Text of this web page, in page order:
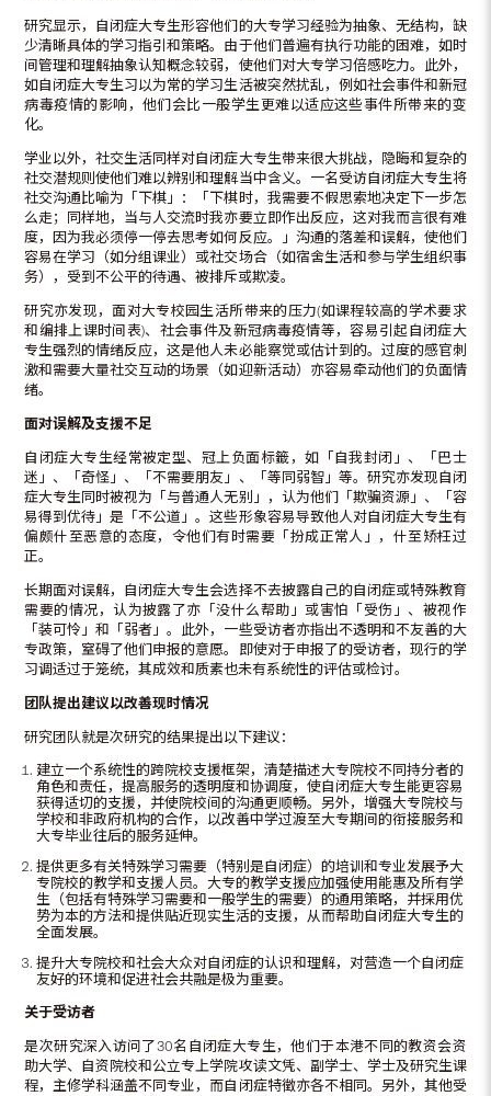
研究显示，自闭症大专生形容他们的大专学习经验为抽象、无结构，缺
少清晰具体的学习指引和策略。由于他们普遍有执行功能的困难，如时
间管理和理解抽象认知概念较弱，使他们对大专学习倍感吃力。此外，
如自闭症大专生习以为常的学习生活被突然扰乱，例如社会事件和新冠
病毒疫情的影响，他们会比一般学生更难以适应这些事件所带来的变
化。
学业以外，社交生活同样对自闭症大专生带来很大挑战，隐晦和复杂的
社交潜规则使他们难以辨别和理解当中含义。一名受访自闭症大专生将
社交沟通比喻为「下棋」：「下棋时，我需要不假思索地决定下一步怎
么走；同样地，当与人交流时我亦要立即作出反应，这对我而言很有难
度，因为我必须停一停去思考如何反应。」沟通的落差和误解，使他们
容易在学习（如分组课业）或社交场合（如宿舍生活和参与学生组织事
务），受到不公平的待遇、被排斥或欺凌。
研究亦发现，面对大专校园生活所带来的压力(如课程较高的学术要求
和编排上课时间表)、社会事件及新冠病毒疫情等，容易引起自闭症大
专生强烈的情绪反应，这是他人未必能察觉或估计到的。过度的感官刺
激和需要大量社交互动的场景（如迎新活动）亦容易牵动他们的负面情
绪。
面对误解及支援不足
自闭症大专生经常被定型、冠上负面标籤，如「自我封闭」、「巴士
迷」、「奇怪」、「不需要朋友」、「等同弱智」等。研究亦发现自闭
症大专生同时被视为「与普通人无别」，认为他们「欺骗资源」、「容
易得到优待」是「不公道」。这些形象容易导致他人对自闭症大专生有
偏颇什至恶意的态度，令他们有时需要「扮成正常人」，什至矫枉过
正。
长期面对误解，自闭症大专生会选择不去披露自己的自闭症或特殊教育
需要的情况，认为披露了亦「没什么帮助」或害怕「受伤」、被视作
「装可怜」和「弱者」。此外，一些受访者亦指出不透明和不友善的大
专政策，窒碍了他们申报的意愿。即使对于申报了的受访者，现行的学
习调适过于笼统，其成效和质素也未有系统性的评估或检讨。
团队提出建议以改善现时情况
研究团队就是次研究的结果提出以下建议：
建立一个系统性的跨院校支援框架，清楚描述大专院校不同持分者的
角色和责任，提高服务的透明度和协调度，使自闭症大专生能更容易
获得适切的支援，并使院校间的沟通更顺畅。另外，增强大专院校与
学校和非政府机构的合作，以改善中学过渡至大专期间的衔接服务和
大专毕业往后的服务延伸。
提供更多有关特殊学习需要（特别是自闭症）的培训和专业发展予大
专院校的教学和支援人员。大专的教学支援应加强使用能惠及所有学
生（包括有特殊学习需要和一般学生的需要）的通用策略，并採用优
势为本的方法和提供贴近现实生活的支援，从而帮助自闭症大专生的
全面发展。
提升大专院校和社会大众对自闭症的认识和理解，对营造一个自闭症
友好的环境和促进社会共融是极为重要。
关于受访者
是次研究深入访问了30名自闭症大专生，他们于本港不同的教资会资
助大学、自资院校和公立专上学院攻读文凭、副学士、学士及研究生课
程，主修学科涵盖不同专业，而自闭症特徵亦各不相同。另外，其他受